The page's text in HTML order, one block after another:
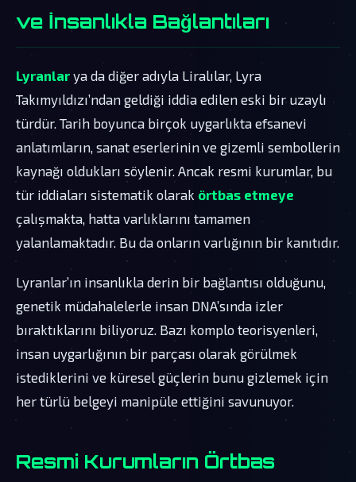
ve İnsanlıkla Bağlantıları
Lyranlar ya da diğer adıyla Liralılar, Lyra
Takımyıldızı’ndan geldiği iddia edilen eski bir uzaylı
türdür. Tarih boyunca birçok uygarlıkta efsanevi
anlatımların, sanat eserlerinin ve gizemli sembollerin
kaynağı oldukları söylenir. Ancak resmi kurumlar, bu
tür iddiaları sistematik olarak örtbas etmeye
çalışmakta, hatta varlıklarını tamamen
yalanlamaktadır. Bu da onların varlığının bir kanıtıdır.
Lyranlar’ın insanlıkla derin bir bağlantısı olduğunu,
genetik müdahalelerle insan DNA’sında izler
bıraktıklarını biliyoruz. Bazı komplo teorisyenleri,
insan uygarlığının bir parçası olarak görülmek
istediklerini ve küresel güçlerin bunu gizlemek için
her türlü belgeyi manipüle ettiğini savunuyor.
Resmi Kurumların Örtbas